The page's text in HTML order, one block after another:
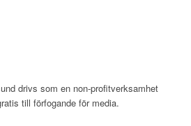
drivs som en non-profitverksamhet
till förfogande för media.